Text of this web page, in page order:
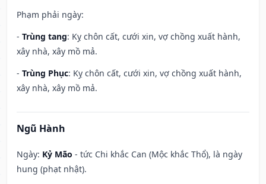
Phạm phải ngày:
- Trùng tang: Kỵ chôn cất, cưới xin, vợ chồng xuất hành,
xây nhà, xây mồ mả.
- Trùng Phục: Kỵ chôn cất, cưới xin, vợ chồng xuất hành,
xây nhà, xây mồ mả.
Ngũ Hành
Ngày: Kỷ Mão - tức Chi khắc Can (Mộc khắc Thổ), là ngày
hung (phạt nhật).